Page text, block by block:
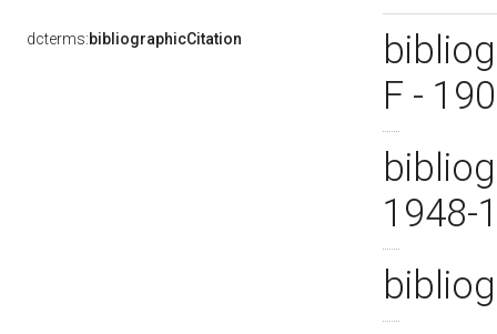
dcterms:bibliographicCitation
F -
1948-